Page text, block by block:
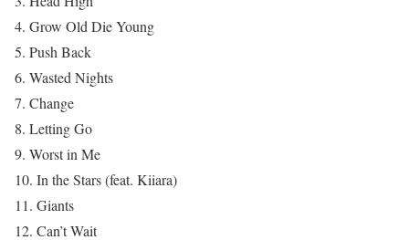
4. Grow Old Die Young
5. Push Back
6. Wasted Nights
7. Change
8. Letting Go
9. Worst in Me
10. In the Stars (feat. Kiiara)
11. Giants
12. Can’t Wait